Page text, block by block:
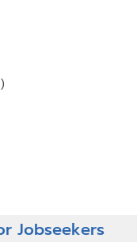
Jobseekers